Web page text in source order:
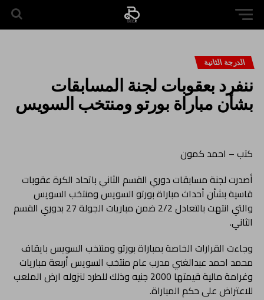
الدرجة الثانية
ننفرد بعقوبات لجنة المسابقات
بشأن مباراة بورتو ومنتخب السويس
كتب – احمد كمون
أصدرت لجنة مسابقات دوري القسم الثاني باتحاد الكرة عقوبات
قاسية بشأن أحداث مباراة بورتو السويس ومنتخب السويس
والتي انتهت بالتعادل 2/2 ضمن مباريات الجولة 27 بدوري القسم
الثاني.
وجاءت القرارات الخاصة بمباراة بورتو ومنتخب السويس بايقاف
محمد احمد عبدالغني مدرب عام منتخب السويس أربعة مباريات
وغرامة مالية قيمتها 2000 جنيه وذلك للطرد لنزوله ارض الملعب
للاعتراض على حكم المباراة.